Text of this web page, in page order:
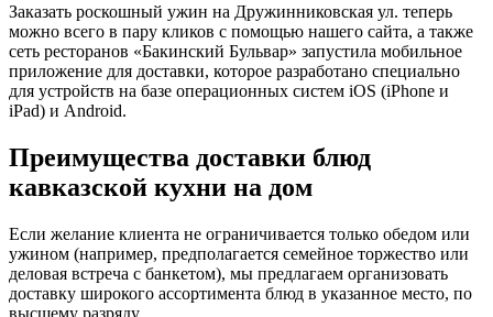
Заказать роскошный ужин на Дружинниковская ул. теперь
можно всего в пару кликов с помощью нашего сайта, а также
сеть ресторанов «Бакинский Бульвар» запустила мобильное
приложение для доставки, которое разработано специально
для устройств на базе операционных систем iOS (iPhone и
iPad) и Android.
Преимущества доставки блюд
кавказской кухни на дом
Если желание клиента не ограничивается только обедом или
ужином (например, предполагается семейное торжество или
деловая встреча с банкетом), мы предлагаем организовать
доставку широкого ассортимента блюд в указанное место, по
высшему разряду.